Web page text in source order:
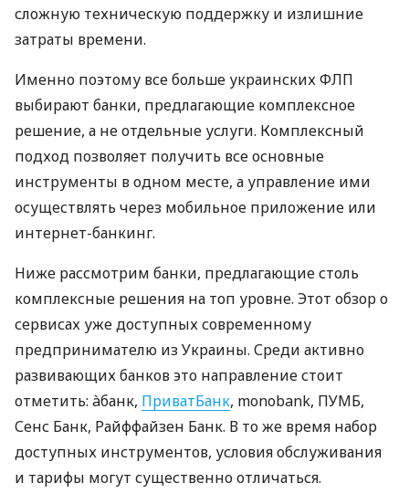
сложную техническую поддержку и излишние
затраты времени.
Именно поэтому все больше украинских ФЛП
выбирают банки, предлагающие комплексное
решение, а не отдельные услуги. Комплексный
подход позволяет получить все основные
инструменты в одном месте, а управление ими
осуществлять через мобильное приложение или
интернет-банкинг.
Ниже рассмотрим банки, предлагающие столь
комплексные решения на топ уровне. Этот обзор о
сервисах уже доступных современному
предпринимателю из Украины. Среди активно
развивающих банков это направление стоит
отметить: àбанк, ПриватБанк, monobank, ПУМБ,
Сенс Банк, Райффайзен Банк. В то же время набор
доступных инструментов, условия обслуживания
и тарифы могут существенно отличаться.